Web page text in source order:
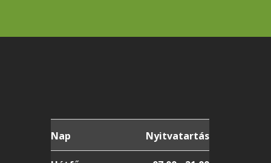
Nap Nyitvatartás